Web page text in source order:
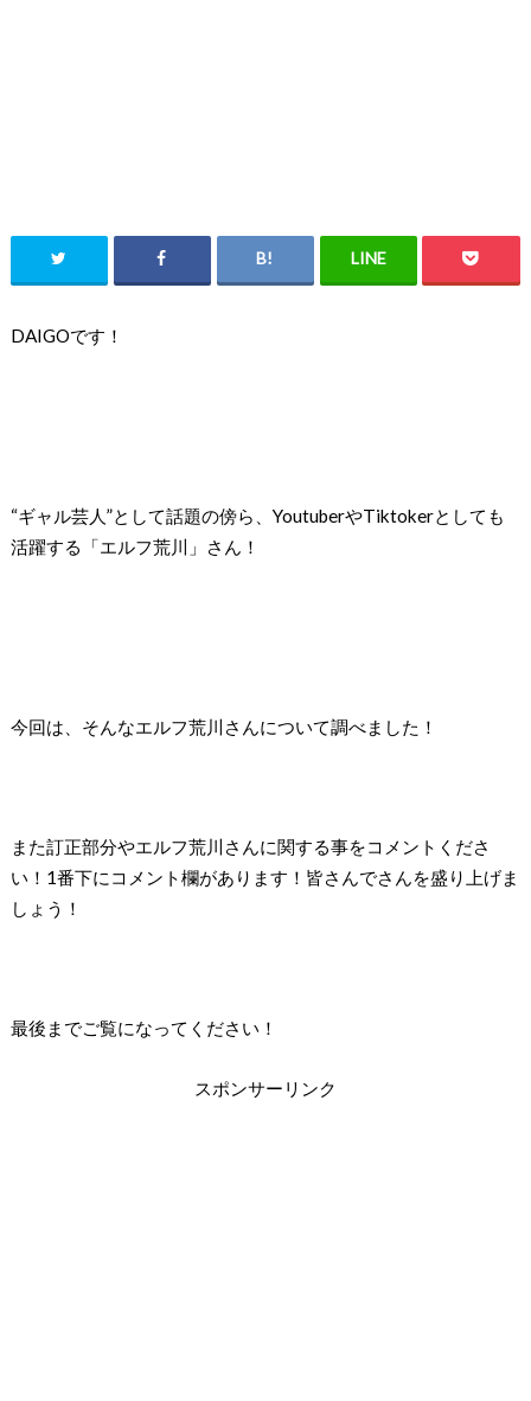
DAIGOです！
“ギャル芸人”として話題の傍ら、YoutuberやTiktokerとしても
活躍する「エルフ荒川」さん！
今回は、そんなエルフ荒川さんについて調べました！
また訂正部分やエルフ荒川さんに関する事をコメントくださ
い！1番下にコメント欄があります！皆さんでさんを盛り上げま
しょう！
最後までご覧になってください！
スポンサーリンク